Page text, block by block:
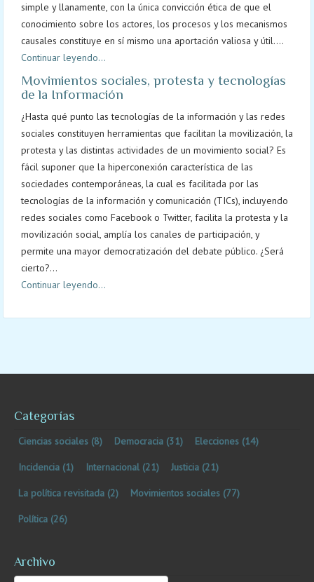
simple y llanamente, con la única convicción ética de que el
conocimiento sobre los actores, los procesos y los mecanismos
causales constituye en sí mismo una aportación valiosa y útil....
Continuar leyendo...
Movimientos sociales, protesta y tecnologías
de la Información
¿Hasta qué punto las tecnologías de la información y las redes
sociales constituyen herramientas que facilitan la movilización, la
protesta y las distintas actividades de un movimiento social? Es
fácil suponer que la hiperconexión característica de las
sociedades contemporáneas, la cual es facilitada por las
tecnologías de la información y comunicación (TICs), incluyendo
redes sociales como Facebook o Twitter, facilita la protesta y la
movilización social, amplía los canales de participación, y
permite una mayor democratización del debate público. ¿Será
cierto?...
Continuar leyendo...
Categorías
Ciencias sociales (8) Democracia (31) Elecciones (14)
Incidencia (1) Internacional (21) Justicia (21)
La política revisitada (2) Movimientos sociales (77)
Política (26)
Archivo